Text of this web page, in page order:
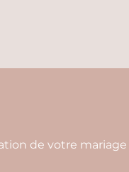
de votre mariage